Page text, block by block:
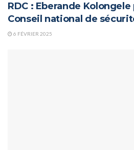
RDC : Eberande
Conseil national de
6 FÉVRIER 2025